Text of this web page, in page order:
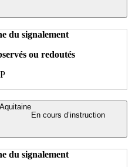
du signalement
ou redoutés
En cours d’instruction
du signalement